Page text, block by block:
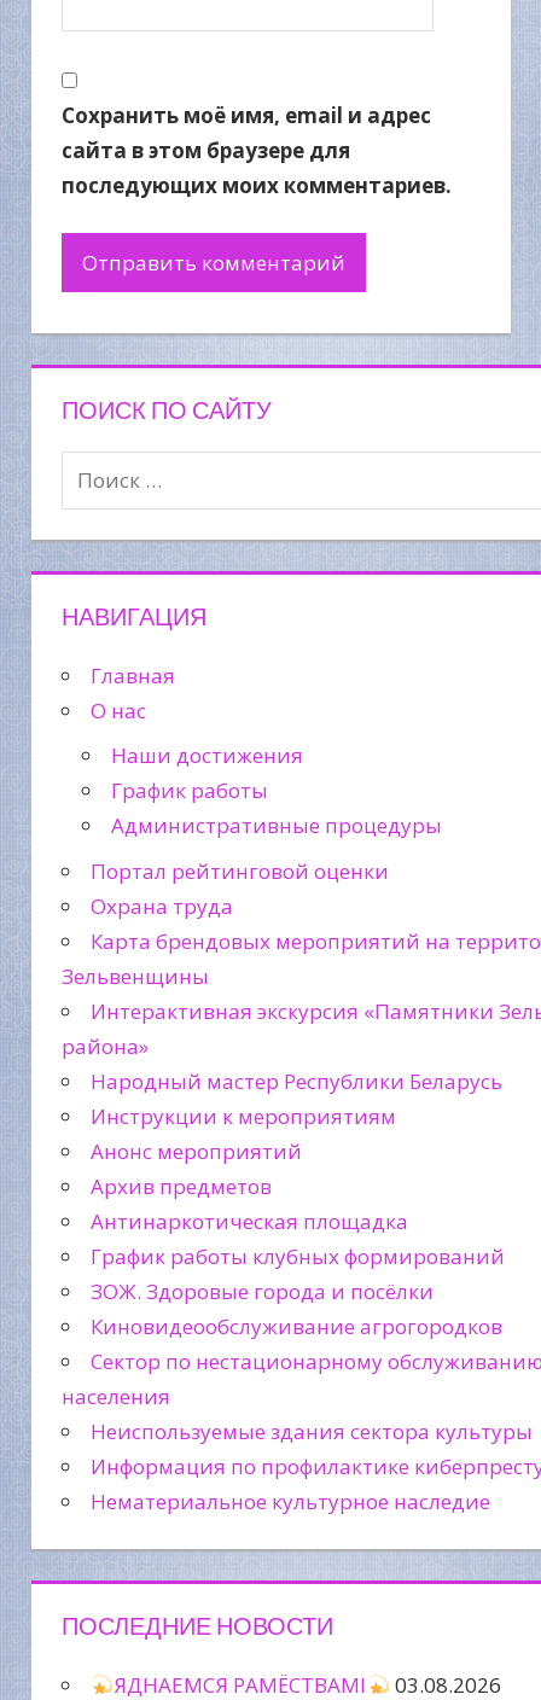
Сохранить моё имя, email и адрес
сайта в этом браузере для
последующих моих комментариев.
ПОИСК ПО САЙТУ
НАВИГАЦИЯ
Главная
О нас
Наши достижения
График работы
Административные процедуры
Портал рейтинговой оценки
Охрана труда
Карта брендовых мероприятий на
Зельвенщины
Интерактивная экскурсия «Памятники
района»
Народный мастер Республики Беларусь
Инструкции к мероприятиям
Анонс мероприятий
Архив предметов
Антинаркотическая площадка
График работы клубных формирований
ЗОЖ. Здоровые города и посёлки
Киновидеообслуживание агрогородков
Сектор по нестационарному
населения
Неиспользуемые здания сектора культуры
Информация по профилактике
Нематериальное культурное наследие
ПОСЛЕДНИЕ НОВОСТИ
ЯДНАЕМСЯ РАМЁСТВАМІ
03.08.2026